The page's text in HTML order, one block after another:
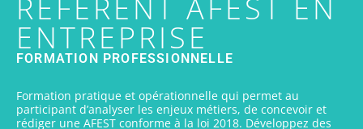
RÉFÉRENT AFEST EN
ENTREPRISE
FORMATION PROFESSIONNELLE
Formation pratique et opérationnelle qui permet au
participant d’analyser les enjeux métiers, de concevoir et
rédiger une AFEST conforme à la loi 2018. Développez des